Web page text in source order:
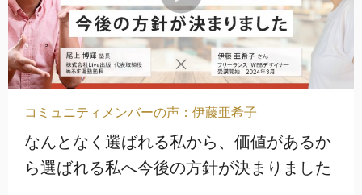
コミュニティメンバーの声：伊藤亜希子
なんとなく選ばれる私から、価値があるか
ら選ばれる私へ今後の方針が決まりました